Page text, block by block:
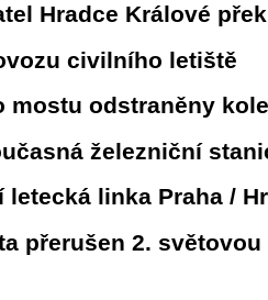
Hradce Králové
civilního letiště
mostu odstraněny
železniční
letecká linka Praha /
přerušen 2.